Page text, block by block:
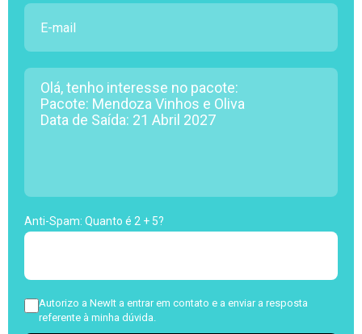
Anti-Spam: Quanto é 2 + 5?
Autorizo a NewIt a entrar em contato e a enviar a resposta
referente à minha dúvida.